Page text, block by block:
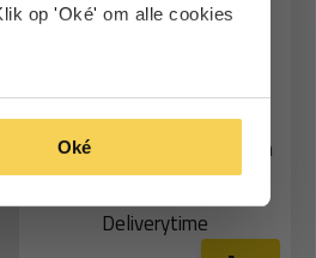
op 'Oké' om alle cookies
Oké
Nijptang moniertang 21cm
Deliverytime